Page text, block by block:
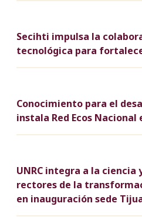
Secihti impulsa la
tecnológica para
Conocimiento para el
instala Red Ecos Nacional
UNRC integra a la ciencia
rectores de la
en inauguración sede